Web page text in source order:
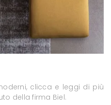
clicca e leggi di più
della firma Biel.